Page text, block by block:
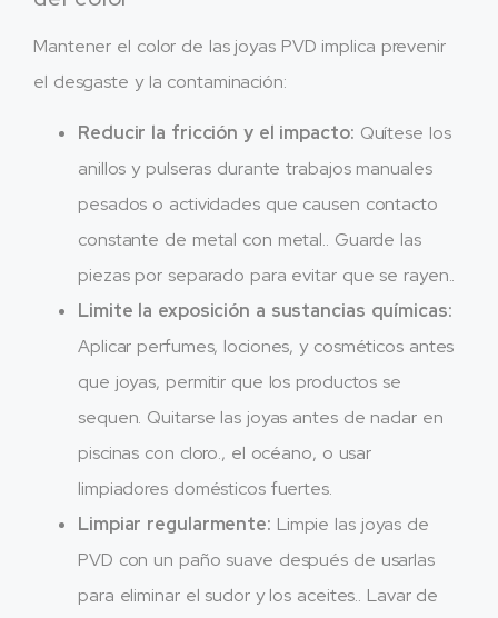
Mantener el color de las joyas PVD implica prevenir
el desgaste y la contaminación:
Reducir la fricción y el impacto: Quítese los
anillos y pulseras durante trabajos manuales
pesados ​​o actividades que causen contacto
constante de metal con metal.. Guarde las
piezas por separado para evitar que se rayen..
Limite la exposición a sustancias químicas:
Aplicar perfumes, lociones, y cosméticos antes
que joyas, permitir que los productos se
sequen. Quitarse las joyas antes de nadar en
piscinas con cloro., el océano, o usar
limpiadores domésticos fuertes.
Limpiar regularmente: Limpie las joyas de
PVD con un paño suave después de usarlas
para eliminar el sudor y los aceites.. Lavar de